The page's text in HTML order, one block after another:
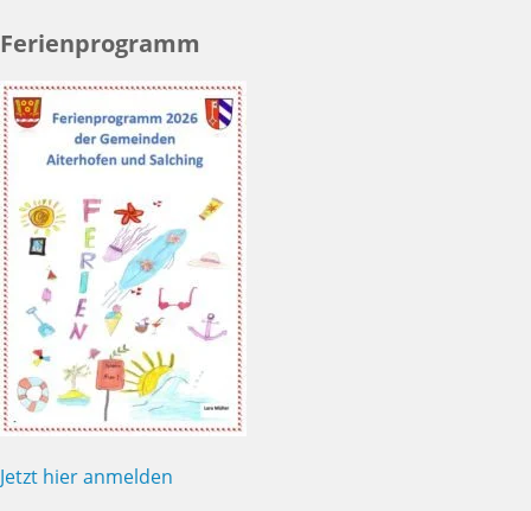
Ferienprogramm
Jetzt hier anmelden